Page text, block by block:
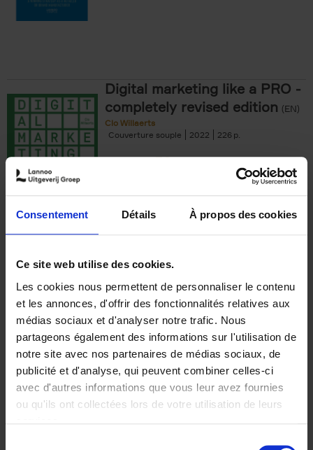
Consentement Détails À propos des cookies
Ce site web utilise des cookies.
Les cookies nous permettent de personnaliser le contenu
et les annonces, d'offrir des fonctionnalités relatives aux
médias sociaux et d'analyser notre trafic. Nous
partageons également des informations sur l'utilisation de
notre site avec nos partenaires de médias sociaux, de
publicité et d'analyse, qui peuvent combiner celles-ci
avec d'autres informations que vous leur avez fournies
ou qu'ils ont collectées lors de votre utilisation de leurs
Digital marketing like a PRO -
completely revised edition (EN)
Clo Willaerts
Couverture souple
2022 226
€35,50
The Offer You Can't
Refuse
Steven Van Belleghem
Couverture souple
2020 256
€37,50